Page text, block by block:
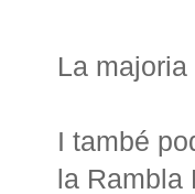
La
I també
la Rambla